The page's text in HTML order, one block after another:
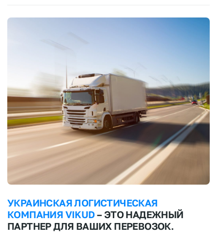
УКРАИНСКАЯ ЛОГИСТИЧЕСКАЯ
КОМПАНИЯ VIKUD– ЭТО НАДЕЖНЫЙ
ПАРТНЕР ДЛЯ ВАШИХ ПЕРЕВОЗОК.